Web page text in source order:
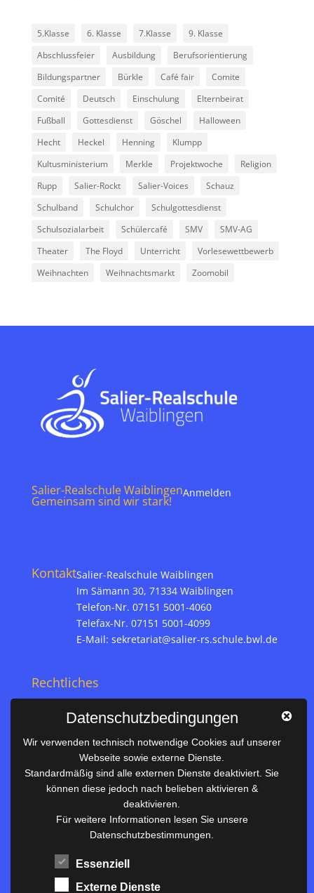
5.Klasse 6. Klasse 7.Klasse
9. Klasse
Abschlussfeier
Ausbildung
Berufsorientierung
Bildungspartner
Bürkle Café fair
Comite
Comité
Deutsch Einschulung
Elternbeirat
Fußball
Gottesdienst Göschel
Halloween
Hecht
Heckel Henning
Klumpp
Kultusministerium
Merkle Projektwoche
Religion
Rupp
Salier-Rockt Salier-Voices
Schauz
Schulband
Schulchor
Schulgottesdienst
Schulsozialarbeit
Schülercafé SMV
SMV-AG
Theater
The Floyd Unterricht
Vorlesewettbewerb
Weihnachten
Weihnachtsmarkt Zoomobil
Salier-Realschule Waiblingen
Gemeinsam sind wir stark!
Anmelden
KontaktSalier-Realschule Waiblingen
Im Sämann 30, 71334 Waiblingen
Telefon-Nr. 07151 5001-4060
Telefax-Nr. 07151 5001-4099
E-Mail: sekretariat@salier-rs.schule.bwl.de
Rechtliches
Datenschutz
Nützliches
Vertretungsplan
Unterrichtszeiten
Downloadbereich
Terminkalender
Termine AKTUELL
Datenschutzbedingungen
Wir verwenden technisch notwendige Cookies auf unserer
Webseite sowie externe Dienste.
Standardmäßig sind alle externen Dienste deaktiviert. Sie
können diese jedoch nach belieben aktivieren &
deaktivieren.
Für weitere Informationen lesen Sie unsere
Datenschutzbestimmungen.
Essenziell
Externe Dienste